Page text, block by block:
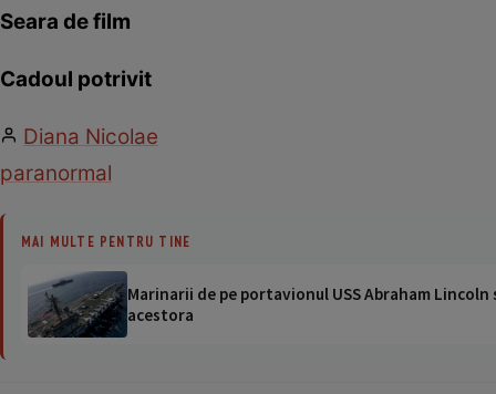
Seara de film
Cadoul potrivit
Diana Nicolae
paranormal
MAI MULTE PENTRU TINE
Marinarii de pe portavionul USS Abraham
acestora